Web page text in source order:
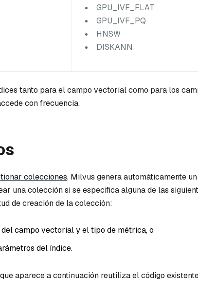
GPU_IVF_FLAT
GPU_IVF_PQ
HNSW
DISKANN
tanto para el campo vectorial como para los
con frecuencia.
colecciones, Milvus genera automáticamente
una colección si se especifica alguna de las
de creación de la colección:
campo vectorial y el tipo de métrica, o
del índice.
aparece a continuación reutiliza el código